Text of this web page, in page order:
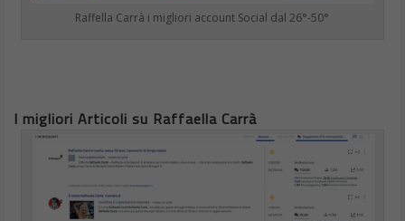
Raffella Carrà i migliori account Social dal 26°-50°
I migliori Articoli su Raffaella Carrà